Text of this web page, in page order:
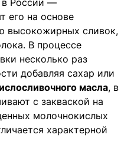
его на основе
высокожирных сливок,
В процессе
несколько раз
добавляя сахар или
масла, в
с закваской на
молочнокислых
характерной